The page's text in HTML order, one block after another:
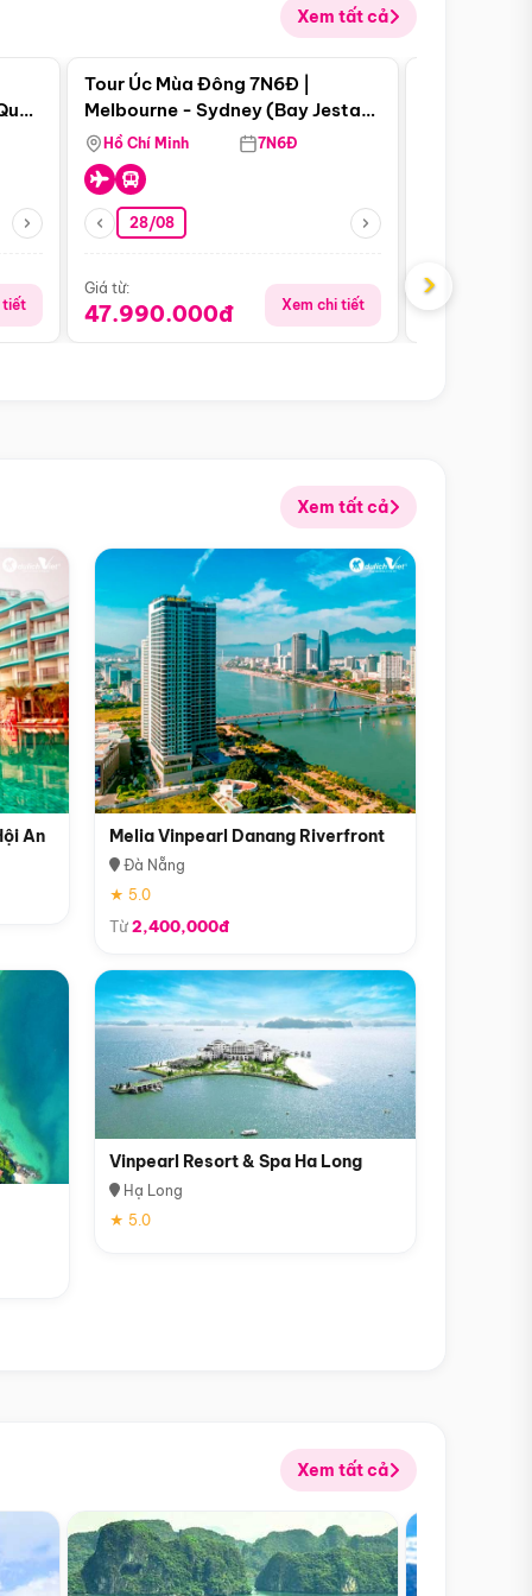
Xem tất cả
tiết
Điểm nổi bật
Tour Úc Mùa Đông 7N6Đ |
Melbourne - Sydney (Bay Jestar
Airways)
Hồ Chí Minh 7N6Đ
28/08
Giá từ:
47.990.000đ Xem chi tiết
Giá từ:
›
Xem tất cả
An Melia Vinpearl Danang Riverfront
Đà Nẵng
★ 5.0
Từ2,400,000đ
Vinpearl Resort & Spa Ha Long
Hạ Long
★ 5.0
Xem tất cả